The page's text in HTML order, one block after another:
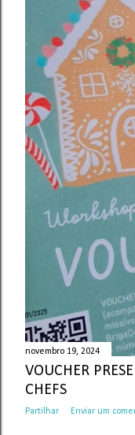
novembro 19, 2024
VOUCHER
CHEFS
Partilhar Enviar um